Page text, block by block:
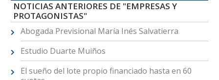
NOTICIAS ANTERIORES DE "EMPRESAS Y
PROTAGONISTAS"
Abogada Previsional María Inés Salvatierra
Estudio Duarte Muiños
El sueño del lote propio financiado hasta en 60